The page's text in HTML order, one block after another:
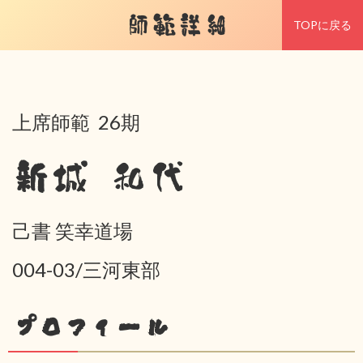
師範詳細 TOPに戻る
上席師範 26期
新城 和代
己書 笑幸道場
004-03/三河東部
プロフィール